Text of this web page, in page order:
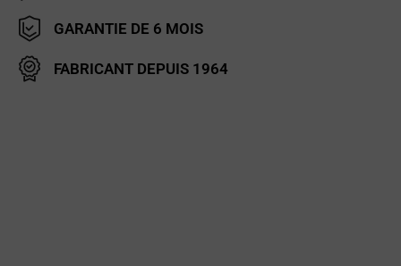
GARANTIE DE 6 MOIS
FABRICANT DEPUIS 1964